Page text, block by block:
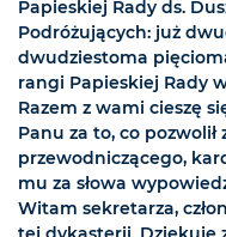
Papieskiej Rady ds.
Podróżujących: już
dwudziestoma
rangi Papieskiej Rady
Razem z wami cieszę
Panu za to, co
przewodniczącego,
mu za słowa
Witam sekretarza,